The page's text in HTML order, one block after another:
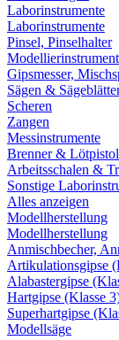
Laborinstrumente
Laborinstrumente
Pinsel, Pinselhalter
Gipsmesser,
Sägen &
Scheren
Zangen
Messinstrumente
Brenner &
Arbeitsschalen &
Sonstige
Alles anzeigen
Modellherstellung
Modellherstellung
Anmischbecher,
Artikulationsgipse
Alabastergipse
Hartgipse (Klasse
Superhartgipse
Modellsäge